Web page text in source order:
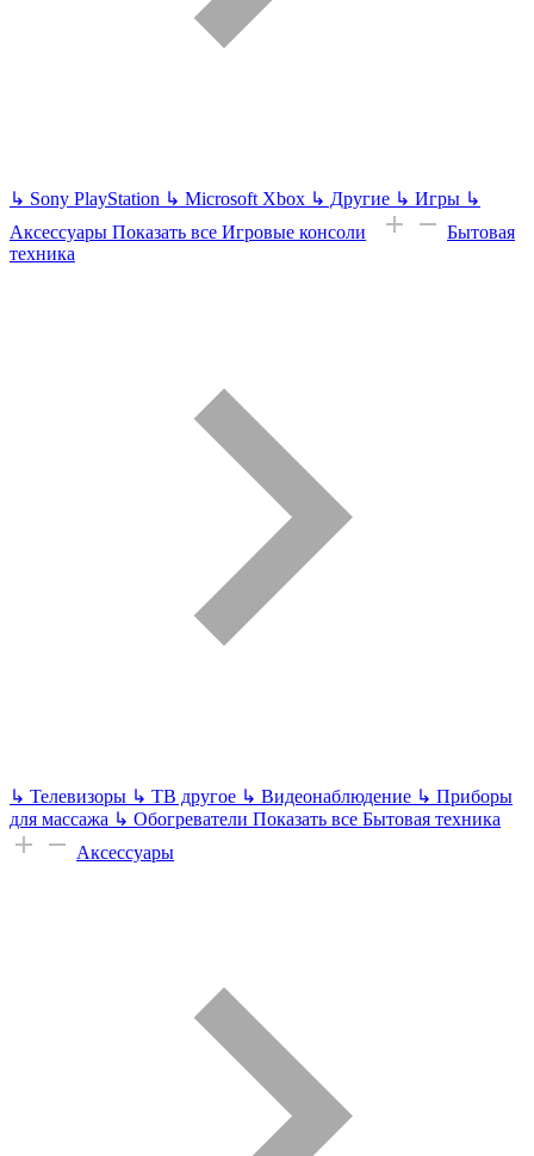
↳ Sony PlayStation ↳ Microsoft Xbox ↳ Другие ↳ Игры ↳
Аксессуары Показать все Игровые консоли
Бытовая
техника
↳ Телевизоры ↳ ТВ другое ↳ Видеонаблюдение ↳ Приборы
для массажа ↳ Обогреватели Показать все Бытовая техника
Аксессуары